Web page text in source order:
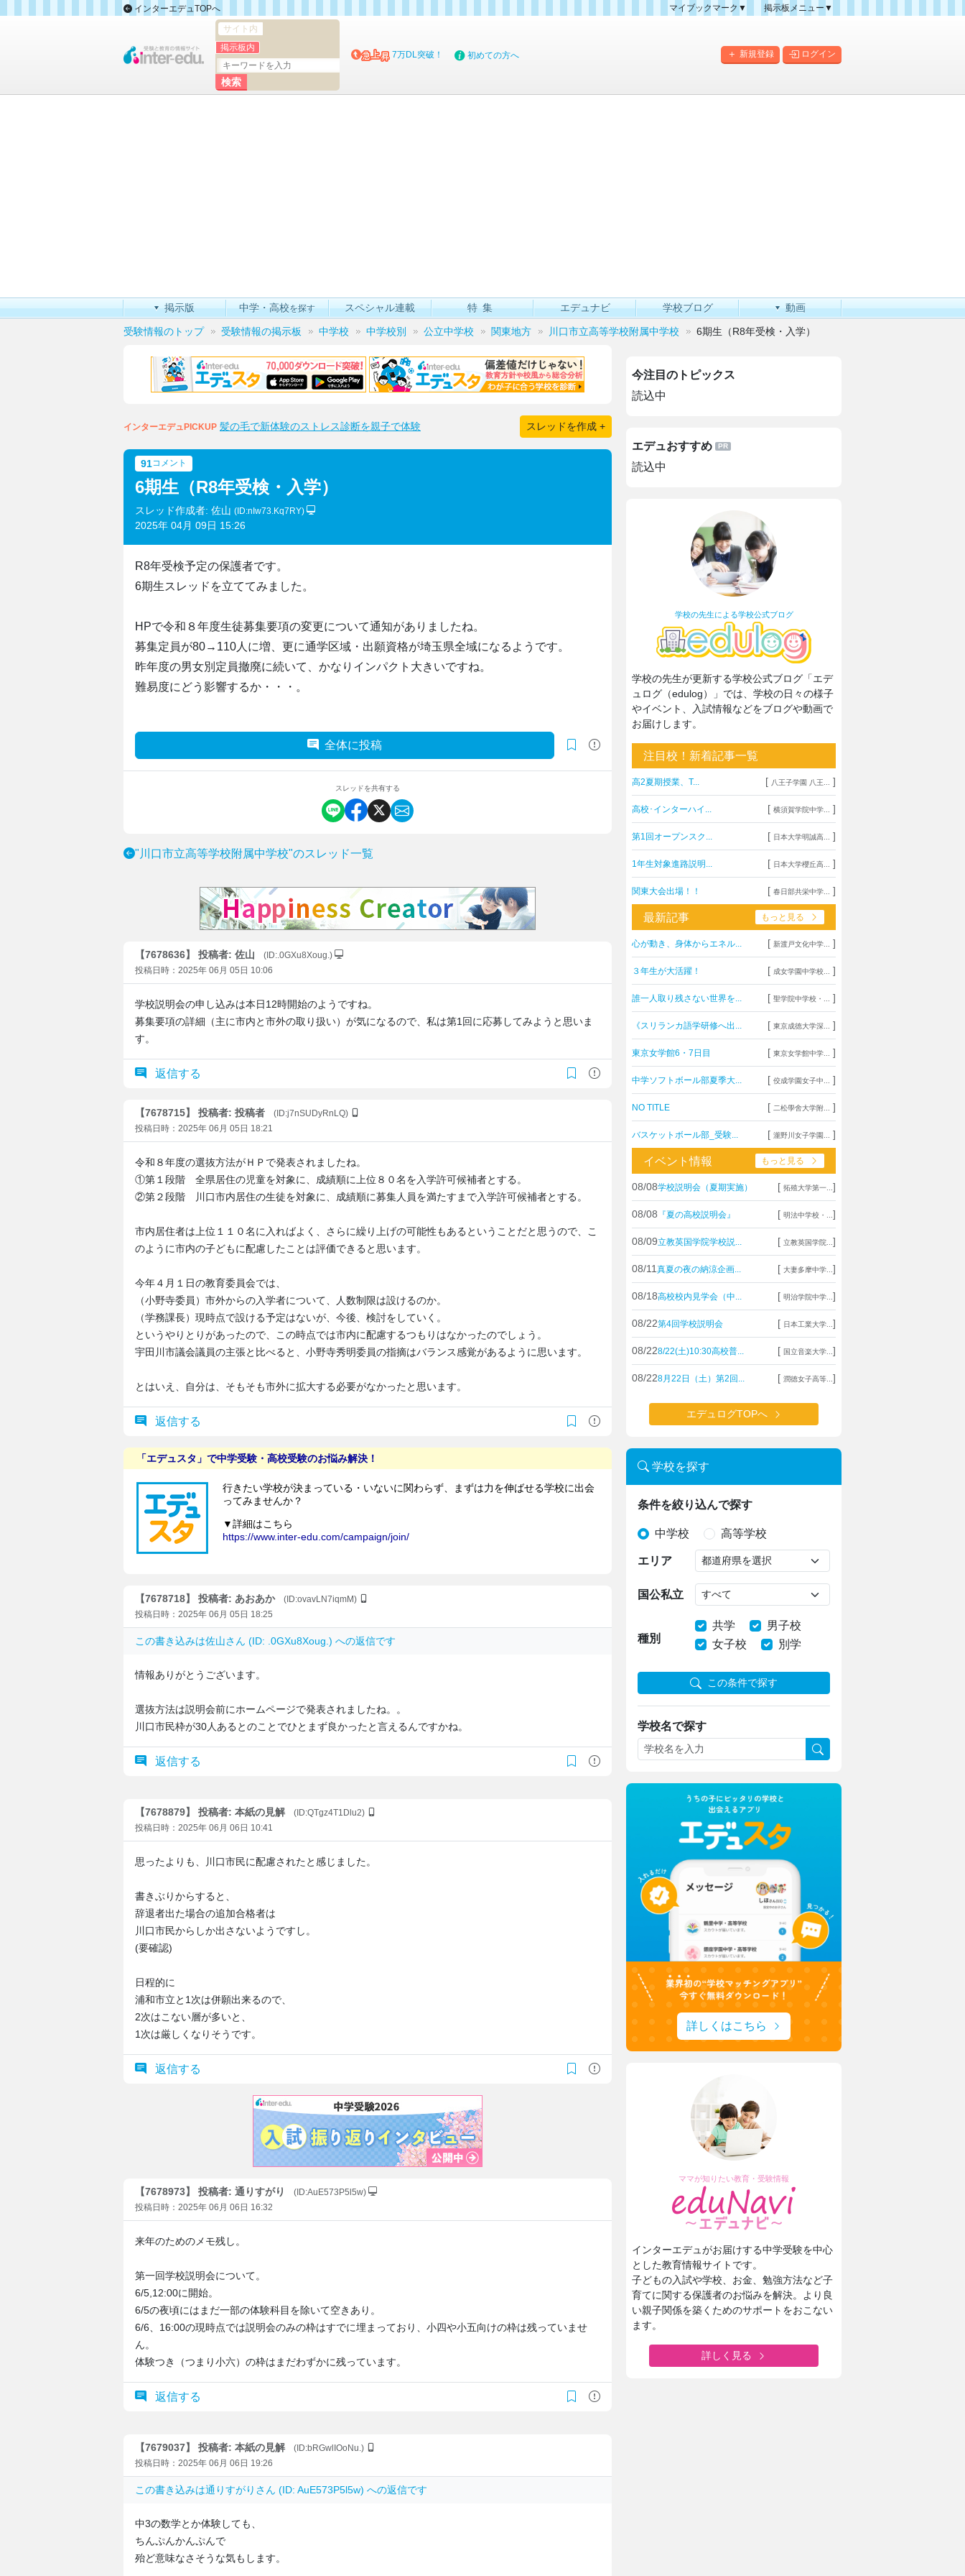
インターエデュTOPへ
マイブックマーク▼
掲示板メニュー▼
掲示板マップ
新規登録 ログイン
サイト内
掲示板内
7万DL突破！ 初めての方へ
掲示版 中学・高校を探す スペシャル連載 特集 エデュナビ 学校ブログ 動画
受験情報のトップ 受験情報の掲示板 中学校 中学校別 公立中学校 関東地方 川口市立高等学校附属中学校 6期生（R8年受検・入学）
インターエデュPICKUP 髪の毛で新体験のストレス診断を親子で体験 スレッドを作成 +
91コメント
6期生（R8年受検・入学）
スレッド作成者: 佐山 (ID:nIw73.Kq7RY)
2025年 04月 09日 15:26
R8年受検予定の保護者です。
6期生スレッドを立ててみました。
HPで令和８年度生徒募集要項の変更について通知がありましたね。
募集定員が80→110人に増、更に通学区域・出願資格が埼玉県全域になるようです。
昨年度の男女別定員撤廃に続いて、かなりインパクト大きいですね。
難易度にどう影響するか・・・。
全体に投稿
スレッドを共有する
"川口市立高等学校附属中学校"のスレッド一覧
【7678636】 投稿者: 佐山
(ID:.0GXu8Xoug.)
投稿日時：2025年 06月 05日 10:06
学校説明会の申し込みは本日12時開始のようですね。
募集要項の詳細（主に市内と市外の取り扱い）が気になるので、私は第1回に応募してみようと思いま
す。
返信する
【7678715】 投稿者: 投稿者
(ID:j7nSUDyRnLQ)
投稿日時：2025年 06月 05日 18:21
令和８年度の選抜方法がＨＰで発表されましたね。
①第１段階 全県居住の児童を対象に、成績順に上位８０名を入学許可候補者とする。
②第２段階 川口市内居住の生徒を対象に、成績順に募集人員を満たすまで入学許可候補者とする。
市内居住者は上位１１０名に入ればよく、さらに繰り上げの可能性もあるということだと思うので、こ
のように市内の子どもに配慮したことは評価できると思います。
今年４月１日の教育委員会では、
（小野寺委員）市外からの入学者について、人数制限は設けるのか。
（学務課長）現時点で設ける予定はないが、今後、検討をしていく。
というやりとりがあったので、この時点では市内に配慮するつもりはなかったのでしょう。
宇田川市議会議員の主張と比べると、小野寺秀明委員の指摘はバランス感覚があるように思います。
とはいえ、自分は、そもそも市外に拡大する必要がなかったと思います。
返信する
【7678718】 投稿者: あおあか
(ID:ovavLN7iqmM)
投稿日時：2025年 06月 05日 18:25
この書き込みは佐山さん (ID: .0GXu8Xoug.) への返信です
情報ありがとうございます。
選抜方法は説明会前にホームページで発表されましたね。。
川口市民枠が30人あるとのことでひとまず良かったと言えるんですかね。
返信する
【7678879】 投稿者: 本紙の見解
(ID:QTgz4T1Dlu2)
投稿日時：2025年 06月 06日 10:41
思ったよりも、川口市民に配慮されたと感じました。
書きぶりからすると、
辞退者出た場合の追加合格者は
川口市民からしか出さないようですし。
(要確認)
日程的に
浦和市立と1次は併願出来るので、
2次はこない層が多いと、
1次は厳しくなりそうです。
返信する
【7678973】 投稿者: 通りすがり
(ID:AuE573P5l5w)
投稿日時：2025年 06月 06日 16:32
来年のためのメモ残し。
第一回学校説明会について。
6/5,12:00に開始。
6/5の夜頃にはまだ一部の体験科目を除いて空きあり。
6/6、16:00の現時点では説明会のみの枠はすでに埋まっており、小四や小五向けの枠は残っていませ
ん。
体験つき（つまり小六）の枠はまだわずかに残っています。
返信する
【7679037】 投稿者: 本紙の見解
(ID:bRGwlIOoNu.)
投稿日時：2025年 06月 06日 19:26
この書き込みは通りすがり さん (ID: AuE573P5l5w) への返信です
中3の数学とか体験しても、
ちんぷんかんぷんで
殆ど意味なさそうな気もします。
今注目のトピックス
読込中
エデュおすすめ
読込中
学校の先生による学校公式ブログ
学校の先生が更新する学校公式ブログ「エデ
ュログ（edulog）」では、学校の日々の様子
やイベント、入試情報などをブログや動画で
お届けします。
注目校！新着記事一覧
高2夏期授業、T... [ 八王子学園 八王... ]
高校･インターハイ... [ 横須賀学院中学... ]
第1回オープンスク... [ 日本大学明誠高... ]
1年生対象進路説明... [ 日本大学櫻丘高... ]
関東大会出場！！ [ 春日部共栄中学... ]
最新記事 もっと見る
心が動き、身体からエネル... [ 新渡戸文化中学... ]
３年生が大活躍！ [ 成女学園中学校... ]
誰一人取り残さない世界を... [ 聖学院中学校・... ]
《スリランカ語学研修へ出... [ 東京成徳大学深... ]
東京女学館6・7日目 [ 東京女学館中学... ]
中学ソフトボール部夏季大... [ 佼成学園女子中... ]
NO TITLE [ 二松學舍大学附... ]
バスケットボール部_受験... [ 瀧野川女子学園... ]
イベント情報 もっと見る
08/08学校説明会（夏期実施） [ 拓殖大学第一... ]
08/08 『夏の高校説明会』 [ 明法中学校・... ]
08/09立教英国学院学校説... [ 立教英国学院... ]
08/11 真夏の夜の納涼企画... [ 大妻多摩中学... ]
08/18高校校内見学会（中... [ 明治学院中学... ]
08/22第4回学校説明会 [ 日本工業大学... ]
08/228/22(土)10:30高校普... [ 国立音楽大学... ]
08/228月22日（土）第2回... [ 潤徳女子高等... ]
エデュログTOPへ
学校を探す
条件を絞り込んで探す
中学校 高等学校
エリア
国公私立
種別
共学
男子校
女子校
別学
この条件で探す
学校名で探す
詳しくはこちら
ママが知りたい教育・受験情報
インターエデュがお届けする中学受験を中心
とした教育情報サイトです。
子どもの入試や学校、お金、勉強方法など子
育てに関する保護者のお悩みを解決。より良
い親子関係を築くためのサポートをおこない
ます。
詳しく見る